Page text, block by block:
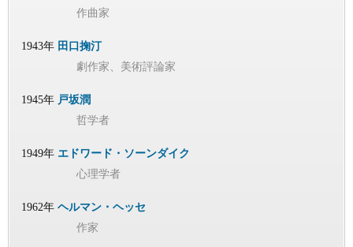
作曲家
1943年 田口掬汀
劇作家、美術評論家
1945年 戸坂潤
哲学者
1949年 エドワード・ソーンダイク
心理学者
1962年 ヘルマン・ヘッセ
作家